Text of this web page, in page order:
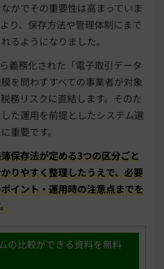
かでその重要性は高まっていま
り、保存方法や管理体制にまで
るようになりました。
義務化された「電子取引データ
を問わずすべての事業者が対象
務リスクに直結します。そのた
た運用を前提としたシステム選
重要です。
保存法が定める3つの区分ごと
りやすく整理したうえで、必要
イント・運用時の注意点までを
の比較ができる資料を無料